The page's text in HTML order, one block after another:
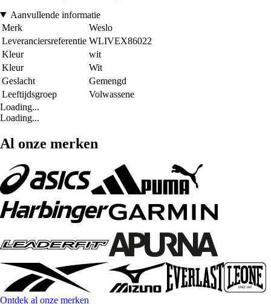
Aanvullende informatie
Merk
Weslo
Leveranciersreferentie WLIVEX86022
Kleur
wit
Kleur
Wit
Geslacht
Gemengd
Leeftijdsgroep
Volwassene
Loading...
Loading...
Al onze merken
Ontdek al onze merken